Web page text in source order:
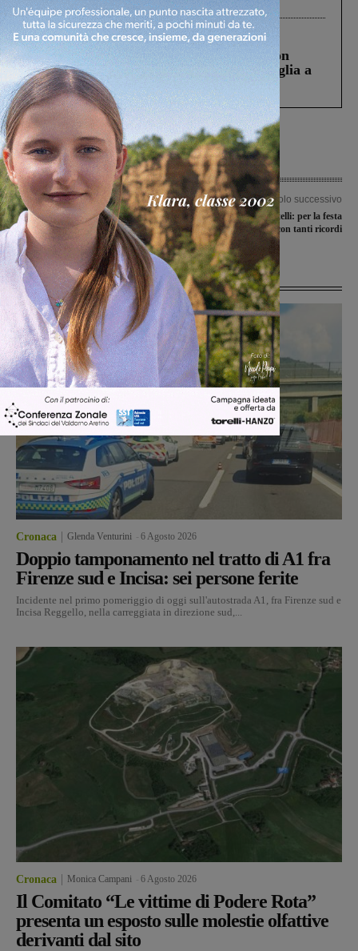
Cronaca 3 Agosto 2026
Scomparso da una struttura di Castiglion
Fiorentino l’uomo che aveva ucciso la figlia a
Levane nel 2020
Articolo precedente
Arrivato a Corning il gruppo
dell’istituto Severi
Articolo successivo
Asp Ludovico Martelli: per la festa
dei nonni un e-book con tanti ricordi
Ultime Notizie
Cronaca Glenda Venturini 6 Agosto 2026
Doppio tamponamento nel tratto di A1 fra
Firenze sud e Incisa: sei persone ferite
Incidente nel primo pomeriggio di oggi sull'autostrada A1, fra Firenze sud e
Incisa Reggello, nella carreggiata in direzione sud,...
Cronaca Monica Campani 6 Agosto 2026
Il Comitato “Le vittime di Podere Rota”
presenta un esposto sulle molestie olfattive
derivanti dal sito